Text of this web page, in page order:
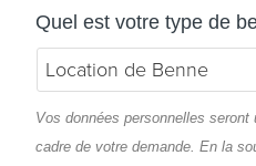
Quel est votre type de
Vos données personnelles
cadre de votre demande. En la